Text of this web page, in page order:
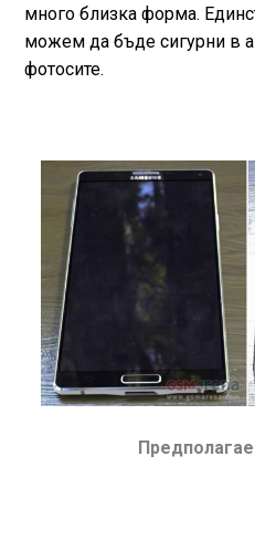
много близка форма.
можем да бъде сигурни в
фотосите.